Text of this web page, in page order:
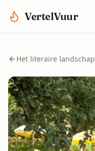
VertelVuur
Het literaire landschap